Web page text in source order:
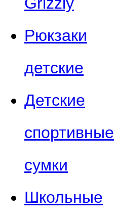
Рюкзаки
детские
Детские
спортивные
сумки
Школьные